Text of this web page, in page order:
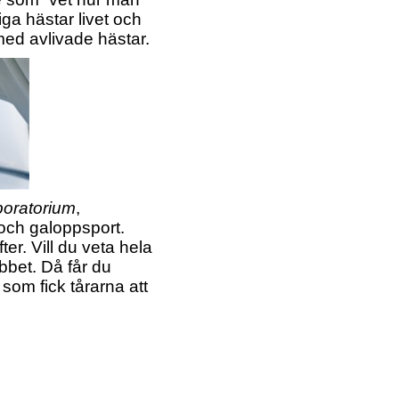
hästar livet och
avlivade hästar.
,
galoppsport.
Vill du veta hela
Då får du
fick tårarna att